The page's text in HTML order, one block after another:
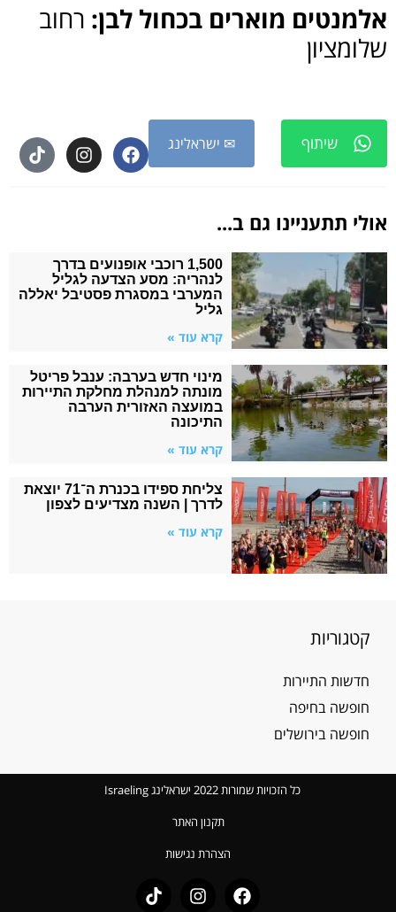
אלמנטים מוארים בכחול לבן: רחוב
שלומציון
שיתוף ✉ ישראלינג
אולי תתעניינו גם ב...
1,500 רוכבי אופנועים בדרך
לנהריה: מסע הצדעה לגליל
המערבי במסגרת פסטיבל יאללה
גליל
קרא עוד »
מינוי חדש בערבה: ענבל פריטל
מונתה למנהלת מחלקת התיירות
במועצה האזורית הערבה
התיכונה
קרא עוד »
צליחת ספידו בכנרת ה־71 יוצאת
לדרך | השנה מצדיעים לצפון
קרא עוד »
קטגוריות
חדשות התיירות
חופשה בחיפה
חופשה בירושלים
כל הזכויות שמורות 2022 ישראלינג Israeling
תקנון האתר
הצהרת נגישות